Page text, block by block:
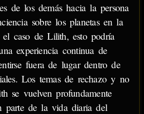
de los demás hacia la persona
sobre los planetas en la
caso de Lilith, esto podría
experiencia continua de
fuera de lugar dentro de
Los temas de rechazo y no
se vuelven profundamente
parte de la vida diaria del